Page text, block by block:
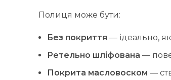
Полиця може бути:
Без покриття — ідеально,
Ретельно шліфована —
Покрита масловоском —